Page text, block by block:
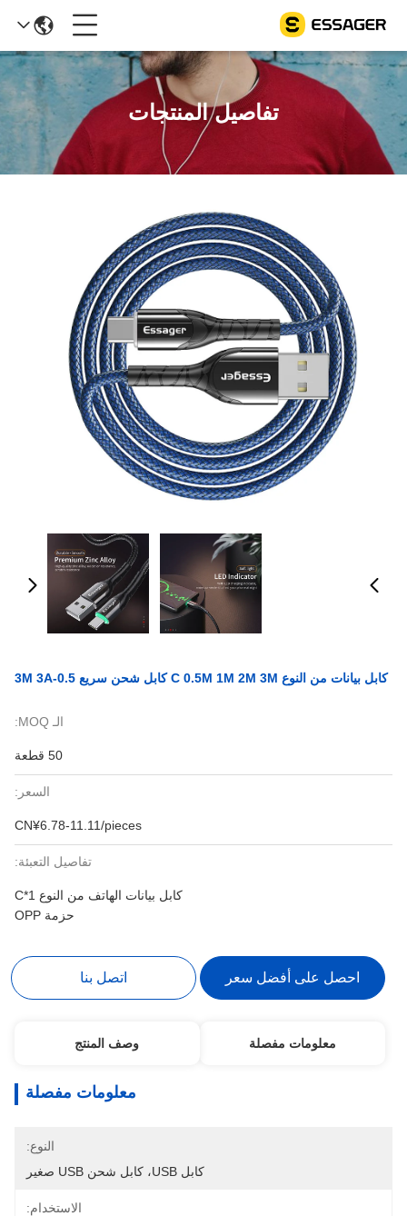
تفاصيل المنتجات
كابل بيانات من النوع C 0.5M 1M 2M 3M كابل شحن سريع 0.5-3M 3A
الـ MOQ:
50 قطعة
السعر:
CN¥6.78-11.11/pieces
تفاصيل التعبئة:
كابل بيانات الهاتف من النوع C*1
حزمة OPP
احصل على أفضل سعر اتصل بنا
معلومات مفصلة وصف المنتج
معلومات مفصلة
النوع:
كابل USB، كابل شحن USB صغير
الاستخدام: